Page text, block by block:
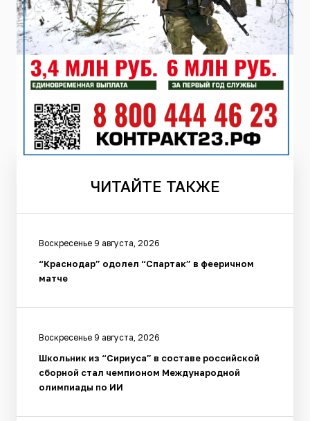
ЧИТАЙТЕ ТАКЖЕ
Воскресенье 9 августа, 2026
“Краснодар” одолел “Спартак” в фееричном
матче
Воскресенье 9 августа, 2026
Школьник из “Сириуса” в составе российской
сборной стал чемпионом Международной
олимпиады по ИИ